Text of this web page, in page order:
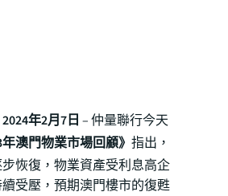
年2月7日 – 仲量聯行今天
年澳門物業市場回顧》 指出，
恢復，物業資產受利息高企
受壓，預期澳門樓市的復甦